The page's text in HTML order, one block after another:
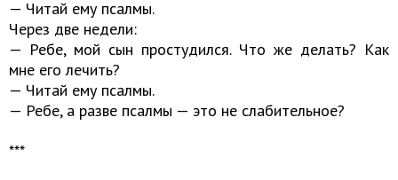
— Читай ему псалмы.
Через две недели:
— Ребе, мой сын простудился. Что же делать? Как
мне его лечить?
— Читай ему псалмы.
— Ребе, а разве псалмы — это не слабительное?
***